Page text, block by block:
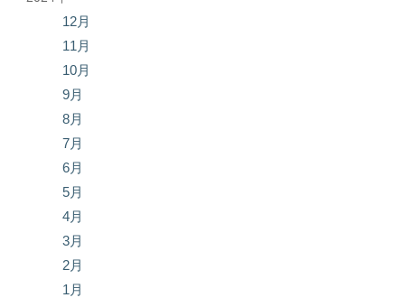
12月
11月
10月
9月
8月
7月
6月
5月
4月
3月
2月
1月